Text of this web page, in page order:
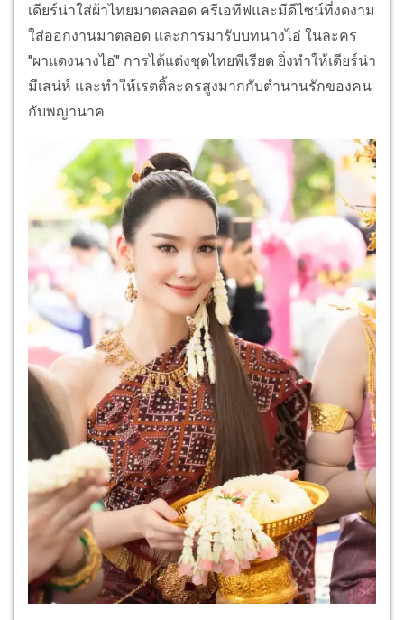
เดียร์น่าใส่ผ้าไทยมาตลลอด ครีเอทีฟและมีดีไซน์ที่งดงาม
ใส่ออกงานมาตลอด และการมารับบทนางไอ่ ในละคร
"ผาแดงนางไอ่" การได้แต่งชุดไทยพีเรียด ยิ่งทำให้เดียร์น่า
มีเสน่ห์ และทำให้เรตติ้ละครสูงมากกับตำนานรักของคน
กับพญานาค